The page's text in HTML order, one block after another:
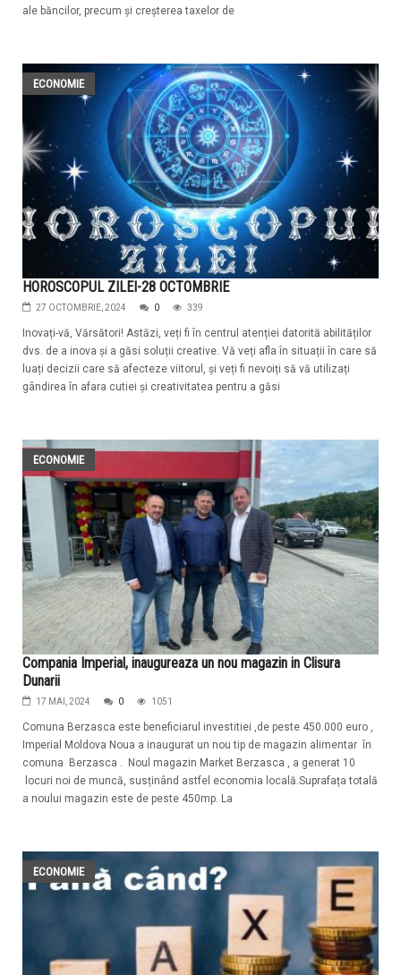
ale băncilor, precum și creșterea taxelor de
ECONOMIE
HOROSCOPUL ZILEI-28 OCTOMBRIE
27 OCTOMBRIE, 2024 0 339
Inovați-vă, Vărsători! Astăzi, veți fi în centrul atenției datorită abilităților
dvs. de a inova și a găsi soluții creative. Vă veți afla în situații în care să
luați decizii care să afecteze viitorul, și veți fi nevoiți să vă utilizați
gândirea în afara cutiei și creativitatea pentru a găsi
ECONOMIE
Compania Imperial, inaugureaza un nou magazin in Clisura
Dunarii
17 MAI, 2024 0 1051
Comuna Berzasca este beneficiarul investitiei ,de peste 450.000 euro ,
Imperial Moldova Noua a inaugurat un nou tip de magazin alimentar în
comuna Berzasca . Noul magazin Market Berzasca , a generat 10
locuri noi de muncă, susținând astfel economia locală.Suprafața totală
a noului magazin este de peste 450mp. La
ECONOMIE